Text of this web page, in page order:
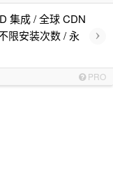
集成 / 全球 CDN
限安装次数 / 永
›
PRO